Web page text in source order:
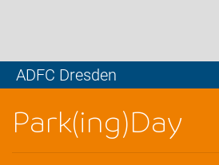
ADFC Dresden
Park(ing)Day